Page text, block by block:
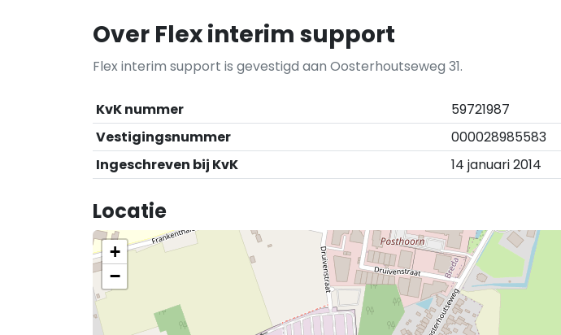
Over Flex interim support
Flex interim support is gevestigd aan Oosterhoutseweg 31.
KvK nummer
59721987
Vestigingsnummer
000028985583
Ingeschreven bij KvK
14 januari 2014
Locatie
+
−